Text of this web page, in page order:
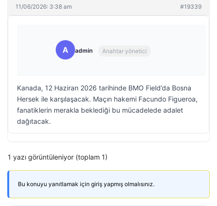
11/06/2026: 3:38 am #19339
A admin Anahtar yönetici
Kanada, 12 Haziran 2026 tarihinde BMO Field’da Bosna
Hersek ile karşılaşacak. Maçın hakemi Facundo Figueroa,
fanatiklerin merakla beklediği bu mücadelede adalet
dağıtacak.
1 yazı görüntüleniyor (toplam 1)
Bu konuyu yanıtlamak için giriş yapmış olmalısınız.